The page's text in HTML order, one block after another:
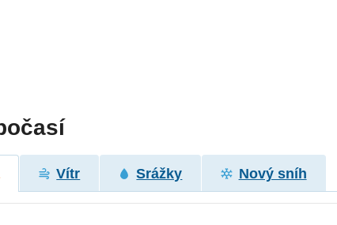
Vítr Srážky Nový sníh